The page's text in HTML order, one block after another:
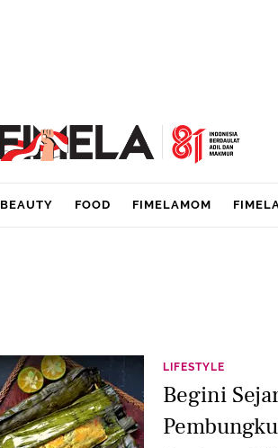
BEAUTY FOOD FIMELAMOM
LIFESTYLE
Begini